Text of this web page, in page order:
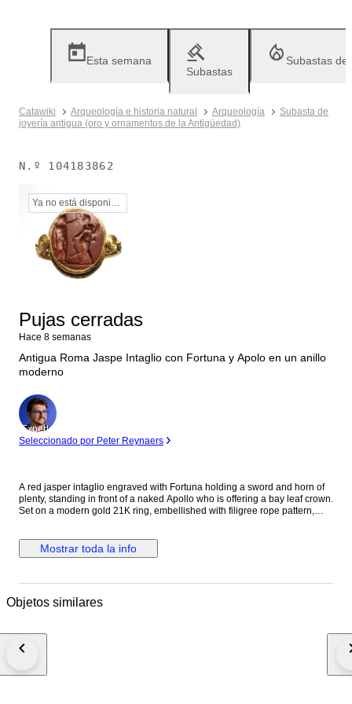
Esta semana
Subastas
Subastas
Catawiki Arqueología e historia natural Arqueología
Subasta de
joyería antigua (oro y ornamentos de la Antigüedad)
N.º 104183862
Ya no está disponible
Pujas cerradas
Hace 8 semanas
Antigua Roma Jaspe Intaglio con Fortuna y Apolo en un anillo
moderno
Experto
Seleccionado por Peter Reynaers
A red jasper intaglio engraved with Fortuna holding a sword and horn of
plenty, standing in front of a naked Apollo who is offering a bay leaf crown.
Set on a modern gold 21K ring, embellished with filigree rope pattern,
victorious outcome. Size: USA= 8 - GB= P/Q - 2 cm Inside D Material: Red
Jasper set in modern gold, total weight= 4.3 grms Culture: Roman, c. 2nd
London private collection, acquired prior to 2000. The seller guarantees
documents seen by Catawiki. This item do not need an export licence
orders shipped to countries outside the UK. Notice: We are not able to
dated based on style by the seller . No further tests, such as an analysis of
Mostrar toda la info
Objetos similares